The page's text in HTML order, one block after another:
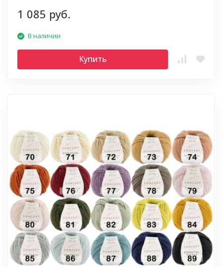
1 085 руб.
В наличии
Купить